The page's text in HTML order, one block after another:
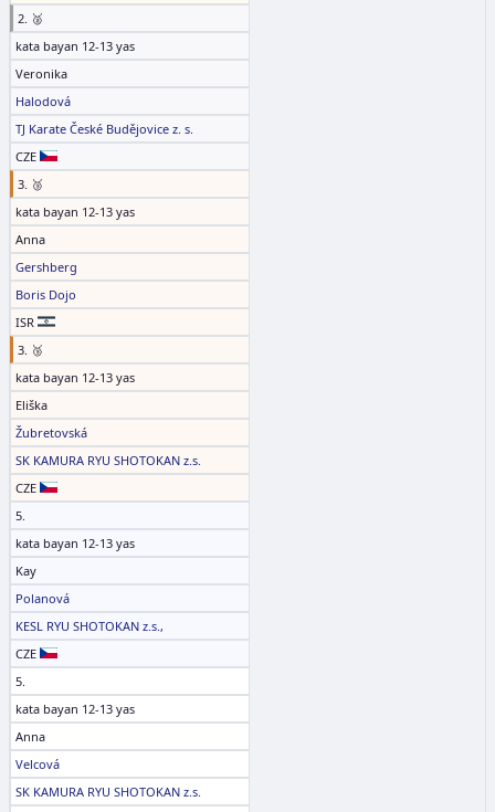
2. 🥈
kata bayan 12-13 yas
Veronika
Halodová
TJ Karate České Budějovice z. s.
CZE
3. 🥉
kata bayan 12-13 yas
Anna
Gershberg
Boris Dojo
ISR
3. 🥉
kata bayan 12-13 yas
Eliška
Žubretovská
SK KAMURA RYU SHOTOKAN z.s.
CZE
5.
kata bayan 12-13 yas
Kay
Polanová
KESL RYU SHOTOKAN z.s.,
CZE
5.
kata bayan 12-13 yas
Anna
Velcová
SK KAMURA RYU SHOTOKAN z.s.